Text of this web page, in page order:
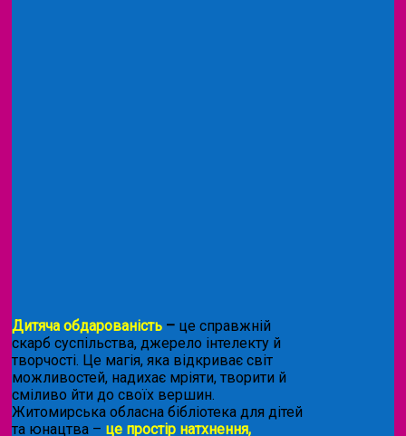
Дитяча обдарованість – це справжній
скарб суспільства, джерело інтелекту й
творчості. Це магія, яка відкриває світ
можливостей, надихає мріяти, творити й
сміливо йти до своїх вершин.
Житомирська обласна бібліотека для дітей
та юнацтва – це простір натхнення,